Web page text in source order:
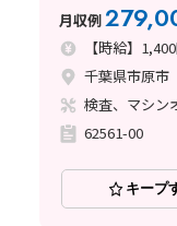
月収例
【時給】
千葉県市原市
検査、マシン
62561-00
キープ